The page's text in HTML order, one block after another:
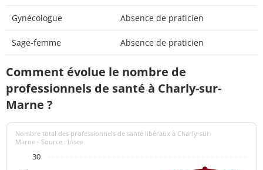
Gynécologue Absence de praticien
Sage-femme Absence de praticien
Comment évolue le nombre de
professionnels de santé à Charly-sur-
Marne ?
Nombre total des professionnels de santé libéraux à Charly-sur-
Marne - Source : Insee
30